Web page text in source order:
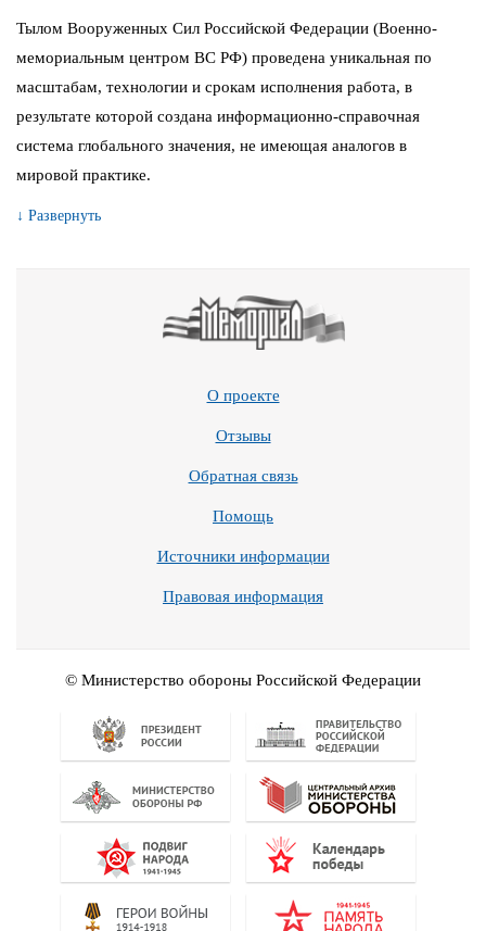
Тылом Вооруженных Сил Российской Федерации (Военно-
мемориальным центром ВС РФ) проведена уникальная по
масштабам, технологии и срокам исполнения работа, в
результате которой создана информационно-справочная
система глобального значения, не имеющая аналогов в
мировой практике.
↓ Развернуть
О проекте
Отзывы
Обратная связь
Помощь
Источники информации
Правовая информация
© Министерство обороны Российской Федерации